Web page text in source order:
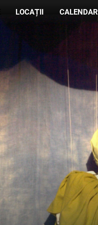
LOCAȚII CALENDAR